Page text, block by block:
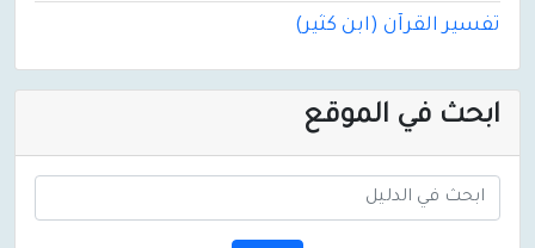
تفسير القرآن (ابن كثير)
ابحث في الموقع